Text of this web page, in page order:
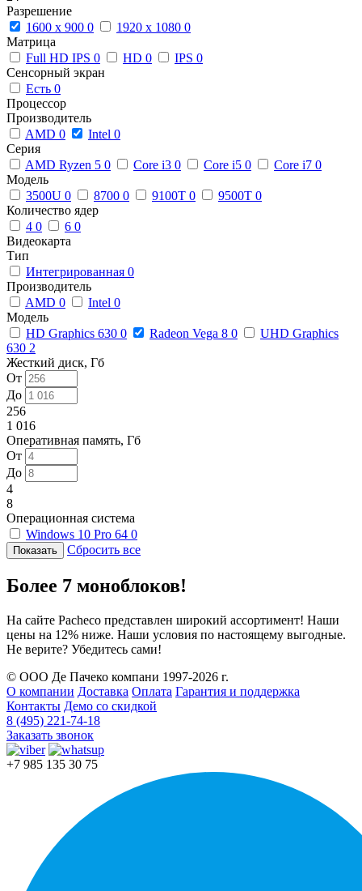
Разрешение
1600 x 900 0 1920 x 1080 0
Матрица
Full HD IPS 0 HD 0 IPS 0
Сенсорный экран
Есть 0
Процессор
Производитель
AMD 0 Intel 0
Серия
AMD Ryzen 5 0 Core i3 0 Core i5 0 Core i7 0
Модель
3500U 0 8700 0 9100T 0 9500T 0
Количество ядер
4 0 6 0
Видеокарта
Тип
Интегрированная 0
Производитель
AMD 0 Intel 0
Модель
HD Graphics 630 0 Radeon Vega 8 0
UHD Graphics
630 2
Жесткий диск, Гб
От
До
256
1 016
Оперативная память, Гб
От
До
4
8
Операционная система
Windows 10 Pro 64 0
Сбросить все
Более 7 моноблоков!
На сайте Pacheco представлен широкий ассортимент! Наши
цены на 12% ниже. Наши условия по настоящему выгодные.
Не верите? Убедитесь сами!
© ООО Де Пачеко компани 1997-2026 г.
О компании Доставка Оплата Гарантия и поддержка
Контакты Демо со скидкой
8 (495) 221-74-18
Заказать звонок
+7 985 135 30 75